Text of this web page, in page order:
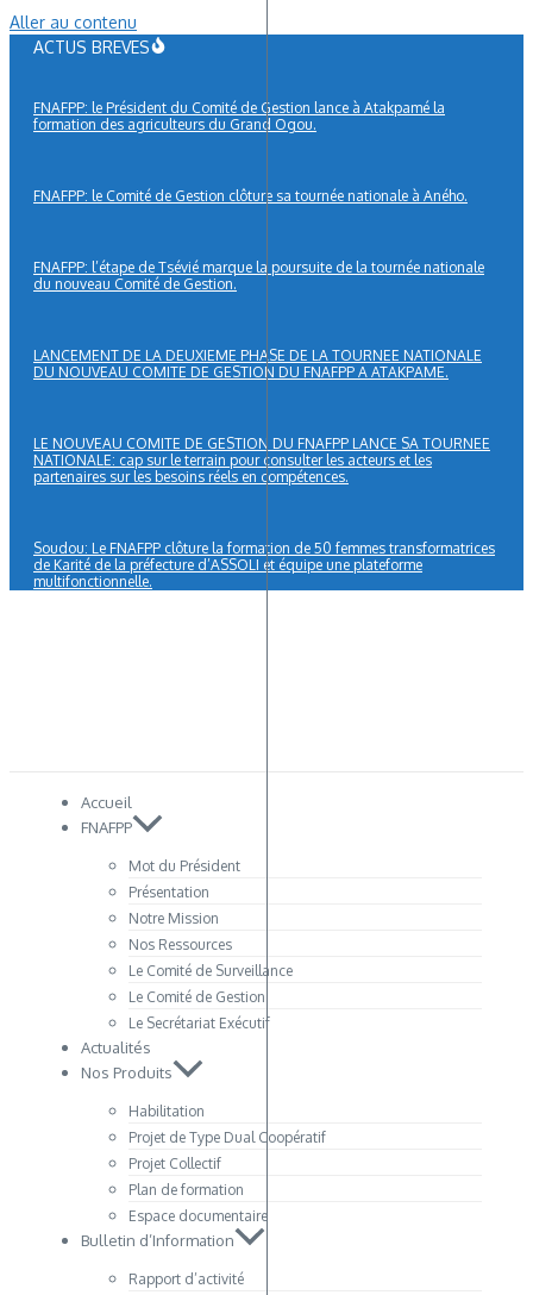
Aller au contenu
ACTUS BREVES
FNAFPP: le Président du Comité de Gestion lance à Atakpamé la
formation des agriculteurs du Grand Ogou.
FNAFPP: le Comité de Gestion clôture sa tournée nationale à Aného.
FNAFPP: l’étape de Tsévié marque la poursuite de la tournée nationale
du nouveau Comité de Gestion.
LANCEMENT DE LA DEUXIEME PHASE DE LA TOURNEE NATIONALE
DU NOUVEAU COMITE DE GESTION DU FNAFPP A ATAKPAME.
LE NOUVEAU COMITE DE GESTION DU FNAFPP LANCE SA TOURNEE
NATIONALE: cap sur le terrain pour consulter les acteurs et les
partenaires sur les besoins réels en compétences.
Soudou: Le FNAFPP clôture la formation de 50 femmes transformatrices
de Karité de la préfecture d’ASSOLI et équipe une plateforme
multifonctionnelle.
Accueil
FNAFPP
Mot du Président
Présentation
Notre Mission
Nos Ressources
Le Comité de Surveillance
Le Comité de Gestion
Le Secrétariat Exécutif
Actualités
Nos Produits
Habilitation
Projet de Type Dual Coopératif
Projet Collectif
Plan de formation
Espace documentaire
Bulletin d’Information
Rapport d’activité